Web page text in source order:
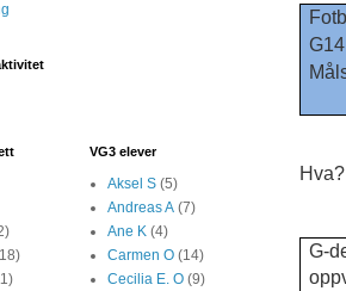
G-
VG3 elever
Aksel S (5)
Andreas A (7)
Ane K (4)
Carmen O (14)
Cecilia E. O (9)